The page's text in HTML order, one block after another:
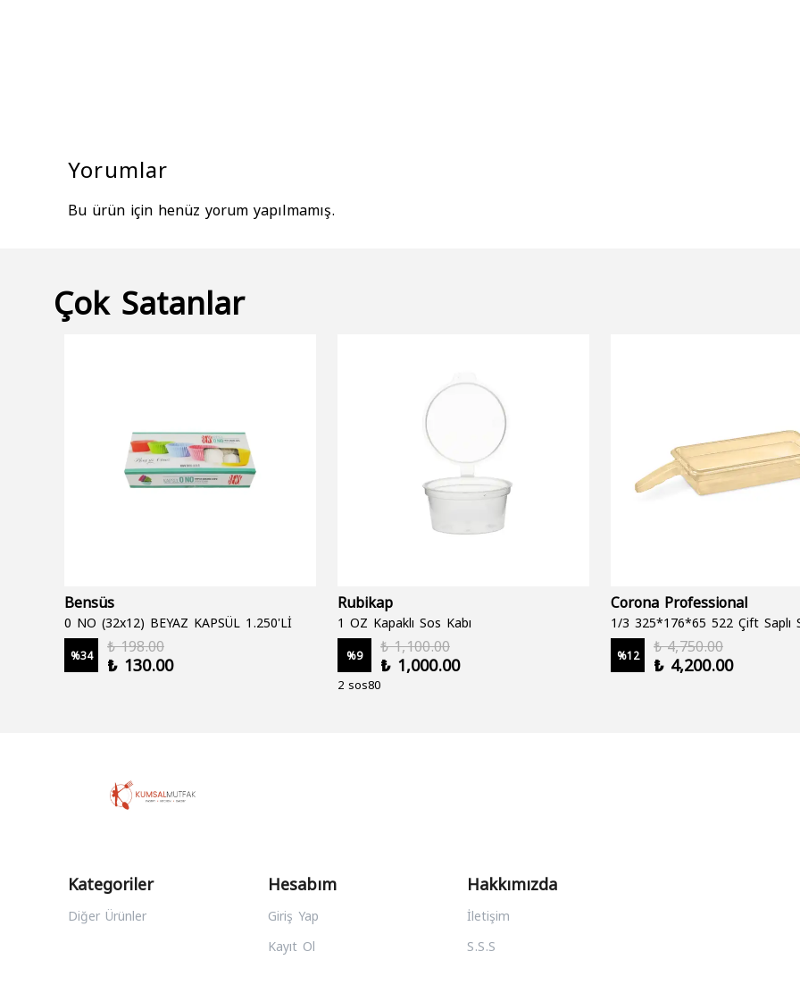
Yorumlar
Bu ürün için henüz yorum yapılmamış.
Çok Satanlar
Bensüs
0 NO (32x12) BEYAZ KAPSÜL 1.250'Lİ
%34
₺ 198.00
₺ 130.00
Rubikap
1 OZ Kapaklı Sos Kabı
%9
₺ 1,100.00
₺ 1,000.00
2 sos80
Corona Professional
%12
₺ 4,750.00
₺ 4,200.00
Kategoriler
Diğer Ürünler
Hesabım
Giriş Yap
Kayıt Ol
Hakkımızda
İletişim
S.S.S